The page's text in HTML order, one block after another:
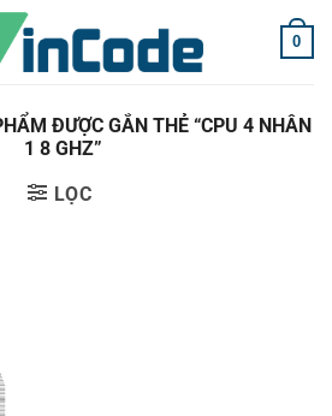
0
ĐƯỢC GẮN THẺ “CPU 4 NHÂN
1 8 GHZ”
LỌC